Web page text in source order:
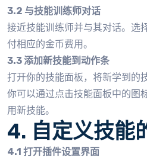
3.2 与技能训练师对话
接近技能训练师并与其对话。选
付相应的金币费用。
3.3 添加新技能到动作条
打开你的技能面板，将新学到的
你可以通过点击技能面板中的图
用新技能。
4. 自定义技能
4.1 打开插件设置界面